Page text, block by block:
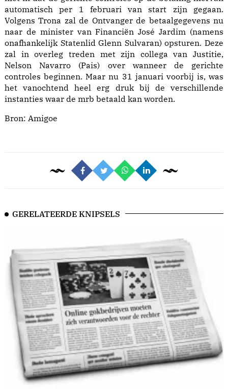
automatisch per 1 februari van start zijn gegaan.
Volgens Trona zal de Ontvanger de betaalgegevens nu
naar de minister van Financiën José Jardim (namens
onafhankelijk Statenlid Glenn Sulvaran) opsturen. Deze
zal in overleg treden met zijn collega van Justitie,
Nelson Navarro (Pais) over wanneer de gerichte
controles beginnen. Maar nu 31 januari voorbij is, was
het vanochtend heel erg druk bij de verschillende
instanties waar de mrb betaald kan worden.
Bron: Amigoe
GERELATEERDE KNIPSELS